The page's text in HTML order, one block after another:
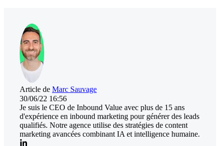
Article de Marc Sauvage
30/06/22 16:56
Je suis le CEO de Inbound Value avec plus de 15 ans
d'expérience en inbound marketing pour générer des leads
qualifiés. Notre agence utilise des stratégies de content
marketing avancées combinant IA et intelligence humaine.